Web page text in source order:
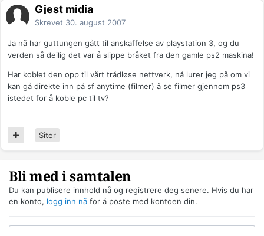
Gjest midia
Skrevet 30. august 2007
Ja nå har guttungen gått til anskaffelse av playstation 3, og du
verden så deilig det var å slippe bråket fra den gamle ps2 maskina!
Har koblet den opp til vårt trådløse nettverk, nå lurer jeg på om vi
kan gå direkte inn på sf anytime (filmer) å se filmer gjennom ps3
istedet for å koble pc til tv?
Siter
Bli med i samtalen
Du kan publisere innhold nå og registrere deg senere. Hvis du har
en konto, logg inn nå for å poste med kontoen din.